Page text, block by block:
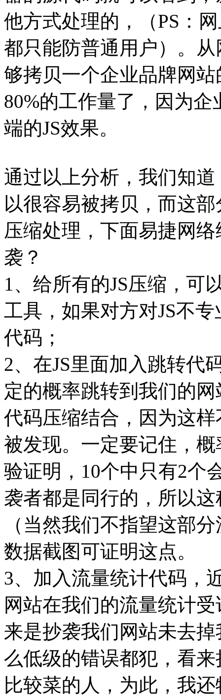
他方式处理的，（PS：
都只能防普通用户）。
够拷贝一个企业品牌网
80%的工作量了，因为
端的JS效果。
通过以上分析，我们知
以很容易被拷贝，而这
压缩处理，下面易捷网
袭？
1、给所有的JS压缩，可
工具，如果对方对JS不
代码；
2、在JS里面加入跳转代
定的概率跳转到我们的
代码压缩结合，因为这
被发现。一定要记住，
验证明，10个中只有2个
袭者都是同行的，所以
（当然我们不指望这部
数据截图可证明这点。
3、加入流量统计代码，
网站在我们的流量统计
来是抄袭我们网站未去
么低级的错误都犯，看
比较菜的人，为此，我